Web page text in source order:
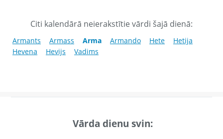
Citi kalendārā neierakstītie vārdi šajā dienā:
Armants Armass Arma Armando Hete
Hetija
Hevena
Hevijs Vadims
Vārda dienu svin: